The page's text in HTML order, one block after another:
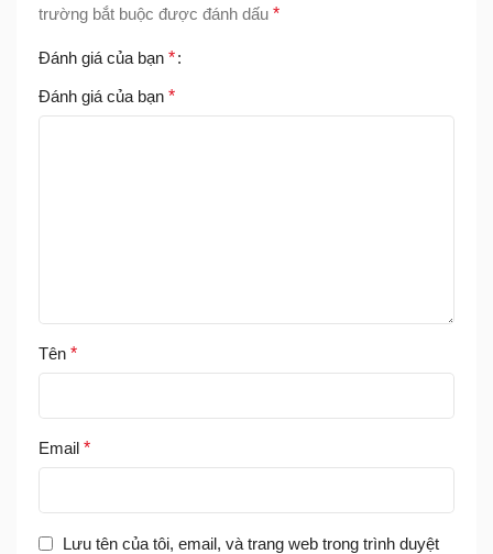
trường bắt buộc được đánh dấu *
Đánh giá của bạn *
Đánh giá của bạn *
Tên *
Email *
Lưu tên của tôi, email, và trang web trong trình duyệt